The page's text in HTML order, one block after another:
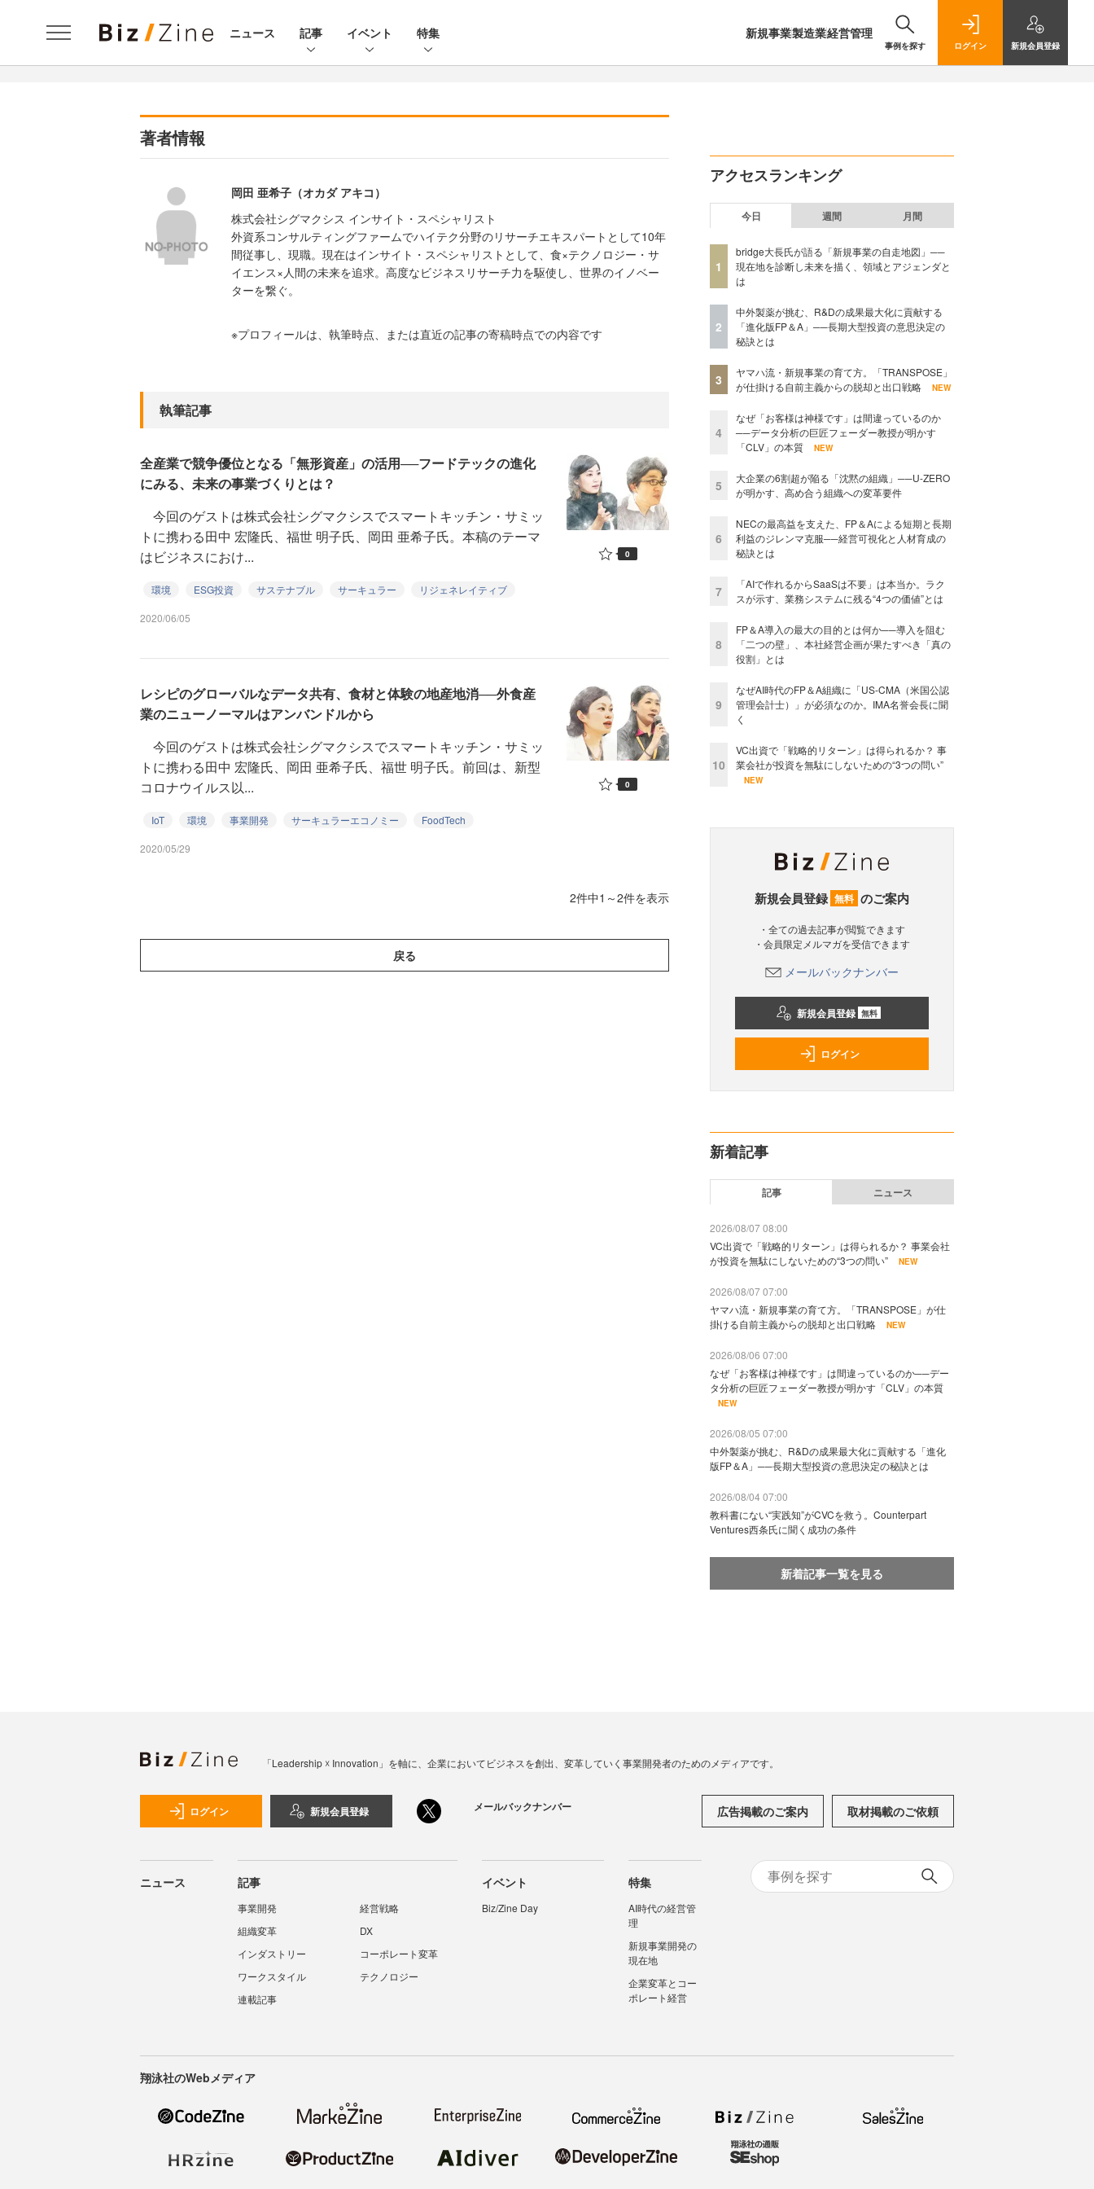
ニュース 記事 イベント 特集 新規事業製造業経営管理
事例を探す ログイン 新規会員登録
著者情報
岡田 亜希子（オカダ アキコ）
株式会社シグマクシス インサイト・スペシャリスト
外資系コンサルティングファームでハイテク分野のリサーチエキスパートとして10年
間従事し、現職。現在はインサイト・スペシャリストとして、食×テクノロジー・サ
イエンス×人間の未来を追求。高度なビジネスリサーチ力を駆使し、世界のイノベー
ターを繋ぐ。
※プロフィールは、執筆時点、または直近の記事の寄稿時点での内容です
執筆記事
全産業で競争優位となる「無形資産」の活用──フードテックの進化
にみる、未来の事業づくりとは？
今回のゲストは株式会社シグマクシスでスマートキッチン・サミッ
トに携わる田中 宏隆氏、福世 明子氏、岡田 亜希子氏。本稿のテーマ
はビジネスにおけ...
環境 ESG投資 サステナブル サーキュラー リジェネレイティブ
2020/06/05
0
レシピのグローバルなデータ共有、食材と体験の地産地消──外食産
業のニューノーマルはアンバンドルから
今回のゲストは株式会社シグマクシスでスマートキッチン・サミッ
トに携わる田中 宏隆氏、岡田 亜希子氏、福世 明子氏。前回は、新型
コロナウイルス以...
IoT 環境 事業開発 サーキュラーエコノミー FoodTech
2020/05/29
0
2件中1～2件を表示
戻る
アクセスランキング
今日 週間 月間
1
bridge大長氏が語る「新規事業の自走地図」──
現在地を診断し未来を描く、領域とアジェンダと
は
2
中外製薬が挑む、R&Dの成果最大化に貢献する
「進化版FP＆A」──長期大型投資の意思決定の
秘訣とは
3
ヤマハ流・新規事業の育て方。「TRANSPOSE」
が仕掛ける自前主義からの脱却と出口戦略
NEW
4
なぜ「お客様は神様です」は間違っているのか
──データ分析の巨匠フェーダー教授が明かす
「CLV」の本質
NEW
5
大企業の6割超が陥る「沈黙の組織」──U-ZERO
が明かす、高め合う組織への変革要件
6
NECの最高益を支えた、FP＆Aによる短期と長期
利益のジレンマ克服──経営可視化と人材育成の
秘訣とは
7
「AIで作れるからSaaSは不要」は本当か。ラク
スが示す、業務システムに残る“4つの価値”とは
8
FP＆A導入の最大の目的とは何か──導入を阻む
「二つの壁」、本社経営企画が果たすべき「真の
役割」とは
9
なぜAI時代のFP＆A組織に「US-CMA（米国公認
管理会計士）」が必須なのか。IMA名誉会長に聞
く
10
VC出資で「戦略的リターン」は得られるか？ 事
業会社が投資を無駄にしないための“3つの問い”
NEW
新規会員登録 無料 のご案内
・全ての過去記事が閲覧できます
・会員限定メルマガを受信できます
メールバックナンバー
新規会員登録 無料
ログイン
新着記事
記事 ニュース
2026/08/07 08:00
VC出資で「戦略的リターン」は得られるか？ 事業会社
が投資を無駄にしないための“3つの問い”
NEW
2026/08/07 07:00
ヤマハ流・新規事業の育て方。「TRANSPOSE」が仕
掛ける自前主義からの脱却と出口戦略
NEW
2026/08/06 07:00
なぜ「お客様は神様です」は間違っているのか──デー
タ分析の巨匠フェーダー教授が明かす「CLV」の本質
NEW
2026/08/05 07:00
中外製薬が挑む、R&Dの成果最大化に貢献する「進化
版FP＆A」──長期大型投資の意思決定の秘訣とは
2026/08/04 07:00
教科書にない“実践知”がCVCを救う。Counterpart
Ventures西条氏に聞く成功の条件
新着記事一覧を見る
「Leadership ☓ Innovation」を軸に、企業においてビジネスを創出、変革していく事業開発者のためのメディアです。
ログイン 新規会員登録 メールバックナンバー 広告掲載のご案内 取材掲載のご依頼
ニュース 記事
事業開発
経営戦略
組織変革
DX
インダストリー
コーポレート変革
ワークスタイル
テクノロジー
連載記事
イベント
Biz/Zine Day
特集
AI時代の経営管
理
新規事業開発の
現在地
企業変革とコー
ポレート経営
翔泳社のWebメディア